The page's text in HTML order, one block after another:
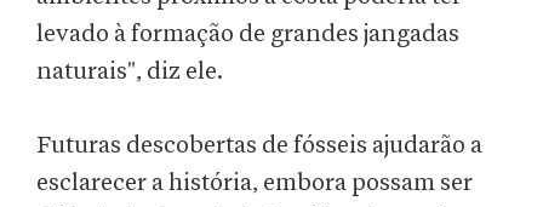
levado à formação de grandes jangadas
naturais", diz ele.
Futuras descobertas de fósseis ajudarão a
esclarecer a história, embora possam ser